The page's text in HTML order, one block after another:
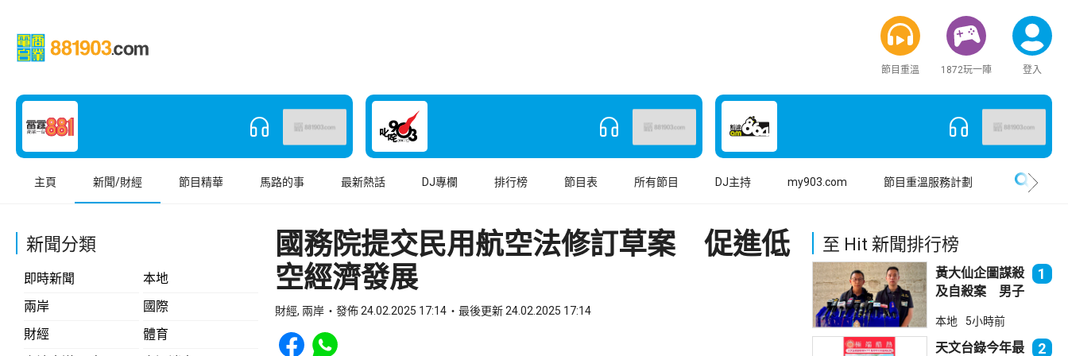
節目重溫 1872玩一陣 登入
主頁 新聞/財經 節目精華 馬路的事 最新熱話 DJ專欄 排行榜 節目表 所有節目 DJ主持 my903.com 節目重溫服務計劃
新聞分類
即時新聞
本地
兩岸
國際
財經
體育
國務院提交民用航空法修訂草案 促進低
空經濟發展
財經, 兩岸 發佈 24.02.2025 17:14 最後更新 24.02.2025 17:14
Share to Facebook
Share to WhatsApp
至 Hit 新聞排行榜
黃大仙企圖謀殺
及自殺案 男子
墮樓亡
1
本地 5小時前
天文台錄今年最 2